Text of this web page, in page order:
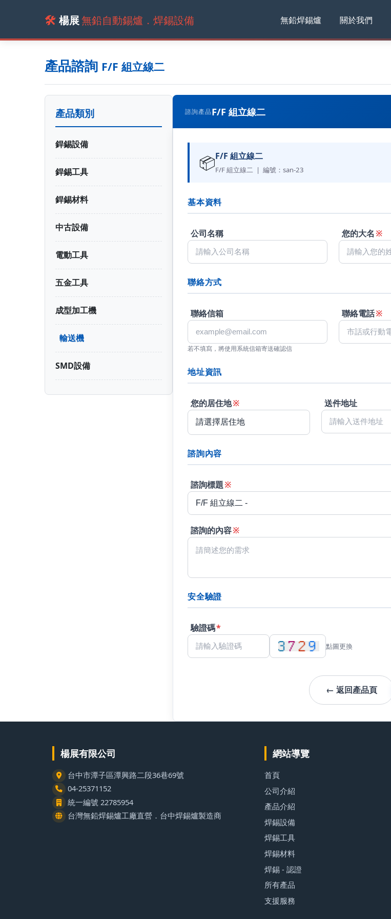
🛠️ 楊展無鉛自動錫爐．焊錫設備 無鉛焊錫爐 關於我們
產品諮詢 F/F 組立線二
產品類別
銲錫設備
銲錫工具
銲錫材料
中古設備
電動工具
五金工具
成型加工機
輸送機
SMD設備
諮詢產品F/F 組立線二
📦F/F 組立線二
F/F 組立線二 | 編號：san-23
基本資料
公司名稱 您的大名 ※
聯絡方式
聯絡信箱
若不填寫，將使用系統信箱寄送確認信
聯絡電話※
地址資訊
您的居住地※ 送件地址
諮詢內容
諮詢標題※
諮詢的內容※
安全驗證
驗證碼*
點圖更換
← 返回產品頁
楊展有限公司
台中市潭子區潭興路二段36巷69號
04-25371152
統一編號 22785954
台灣無鉛焊錫爐工廠直營．台中焊錫爐製造商
網站導覽
首頁
公司介紹
產品介紹
焊錫設備
焊錫工具
焊錫材料
焊錫 - 認證
所有產品
支援服務